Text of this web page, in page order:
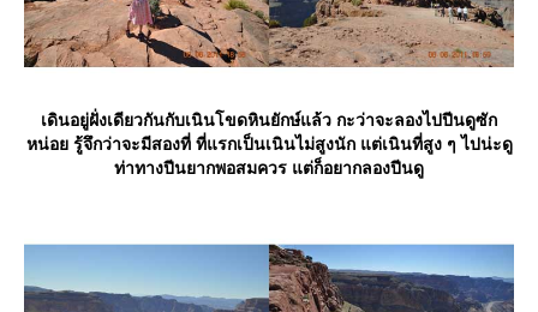
เดินอยู่ฝั่งเดียวกันกับเนินโขดหินยักษ์แล้ว กะว่าจะลองไปปีนดูซัก
หน่อย รู้จึกว่าจะมีสองที่ ที่แรกเป็นเนินไม่สูงนัก แต่เนินที่สูง ๆ ไปน่ะดู
ท่าทางปีนยากพอสมควร แต่ก็อยากลองปีนดู